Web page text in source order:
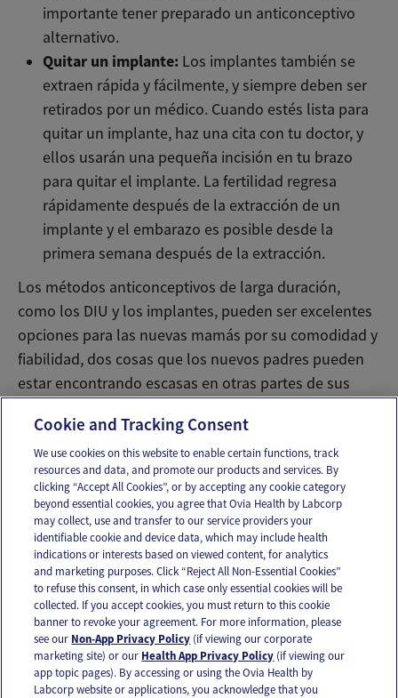
importante tener preparado un anticonceptivo
alternativo.
Quitar un implante: Los implantes también se
extraen rápida y fácilmente, y siempre deben ser
retirados por un médico. Cuando estés lista para
quitar un implante, haz una cita con tu doctor, y
ellos usarán una pequeña incisión en tu brazo
para quitar el implante. La fertilidad regresa
rápidamente después de la extracción de un
implante y el embarazo es posible desde la
primera semana después de la extracción.
Los métodos anticonceptivos de larga duración,
como los DIU y los implantes, pueden ser excelentes
opciones para las nuevas mamás por su comodidad y
fiabilidad, dos cosas que los nuevos padres pueden
estar encontrando escasas en otras partes de sus
Email Text
OUR APPS
FOLLOW US
Cookie and Tracking Consent
We use cookies on this website to enable certain functions, track
resources and data, and promote our products and services. By
clicking “Accept All Cookies”, or by accepting any cookie category
beyond essential cookies, you agree that Ovia Health by Labcorp
may collect, use and transfer to our service providers your
identifiable cookie and device data, which may include health
indications or interests based on viewed content, for analytics
and marketing purposes. Click “Reject All Non-Essential Cookies”
to refuse this consent, in which case only essential cookies will be
collected. If you accept cookies, you must return to this cookie
banner to revoke your agreement. For more information, please
see our Non-App Privacy Policy (if viewing our corporate
marketing site) or our Health App Privacy Policy (if viewing our
app topic pages). By accessing or using the Ovia Health by
Labcorp website or applications, you acknowledge that you